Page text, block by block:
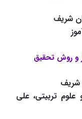
شریف
و روش تحقیق
شریف
علوم تربیتی، علی